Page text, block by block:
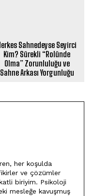
Sahnedeyse Seyirci
Kim? Sürekli “Rolünde
Olma” Zorunluluğu ve
Sahne Arkası Yorgunluğu
her koşulda
ve çözümler
biriyim. Psikoloji
mesleğe kavuşmuş